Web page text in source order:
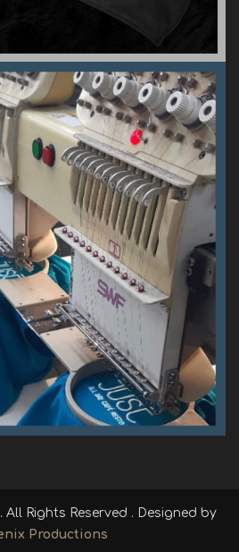
. All Rights Reserved . Designed by
Productions